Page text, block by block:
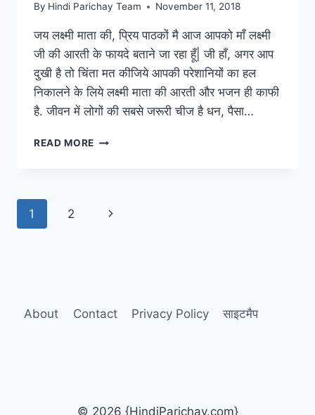
By Hindi Parichay Team November 11, 2018
जय लक्ष्मी माता की, प्रिय पाठकों मै आज आपको माँ लक्ष्मी
जी की आरती के फायदे बताने जा रहा हूँ| जी हाँ, अगर आप
दुखी है तो चिंता मत कीजिये आपकी परेशानियों का हल
निकालने के लिये लक्ष्मी माता की आरती और भजन ही काफी
है. जीवन में लोगों की सबसे जरूरी चीज है धन, पैसा…
READ MORE माता
लक्ष्मी
Page
1 2
Next
About Contact Privacy Policy साइटमैप
© 2026 {HindiParichay.com}